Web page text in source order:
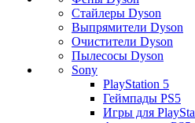
Стайлеры Dyson
Выпрямители Dyson
Очистители Dyson
Пылесосы Dyson
Sony
PlayStation 5
Геймпады PS5
Игры для